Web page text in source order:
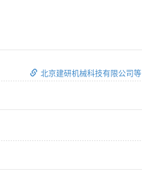
北京建研机械科技有限公司等